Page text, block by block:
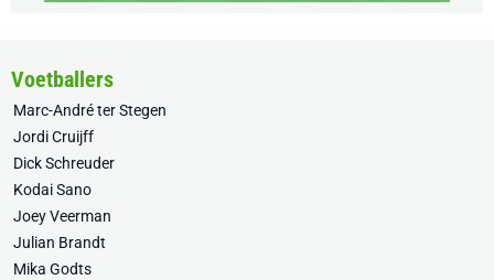
Voetballers
Marc-André ter Stegen
Jordi Cruijff
Dick Schreuder
Kodai Sano
Joey Veerman
Julian Brandt
Mika Godts